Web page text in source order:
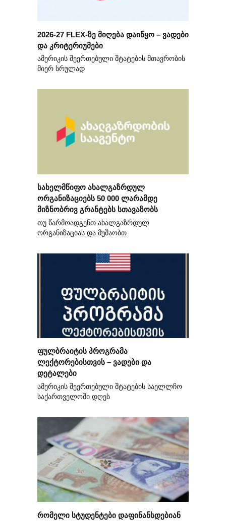
2026-27 FLEX-ზე მიღება დაიწყო – ვადები
და კრიტერიუმები
ამერიკის შეერთებული შტატების მთავრობის
მიერ სრულად
სახელმწიფო ახალგაზრდულ
ორგანიზაციებს 50 000 ლარამდე
მიზნობრივ გრანტებს სთავაზობს
თუ წარმოადგენთ ახალგაზრდულ
ორგანიზაციას და მუშაობთ
ფულბრაიტის პროგრამა
ლექტორებისთვის – ვადები და
დეტალები
ამერიკის შეერთებული შტატების საელლჩო
საქართველოში დღეს
რომელი სტუდენტები დაფინანსდებიან